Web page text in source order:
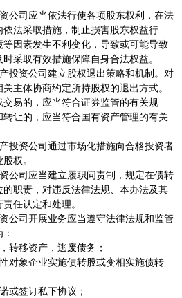
公司应当依法行使各项股东权利，在法
法采取措施，制止损害股东权益行
因素发生不利变化，导致或可能导致
采取有效措施保障自身合法权益。
投资公司建立股权退出策略和机制。对
主体协商约定所持股权的退出方式。
易的，应当符合证券监管的有关规
让的，应当符合国有资产管理的有关
投资公司通过市场化措施向合格投资者
权。
公司应当建立履职问责制，规定在债转
职责，对违反法律法规、本办法及其
任认定和处理。
公司开展业务应当遵守法律法规和监管
转移资产，逃废债务；
对象企业实施债转股或变相实施债转
或签订私下协议；